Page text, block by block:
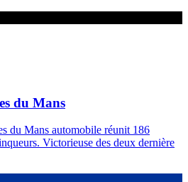
du Mans
du Mans automobile réunit 186
Victorieuse des deux dernière